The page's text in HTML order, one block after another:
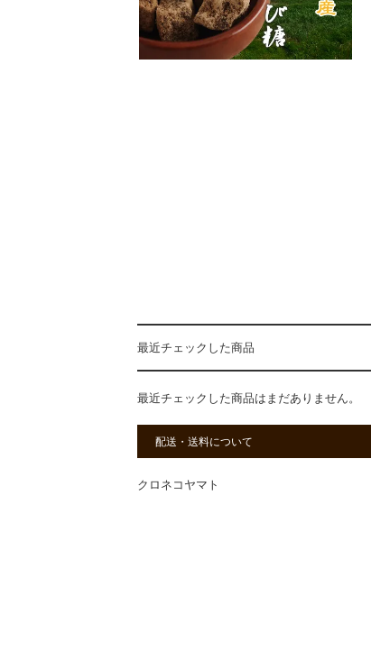
最近チェックした商品
最近チェックした商品はまだありません。
配送・送料について
クロネコヤマト